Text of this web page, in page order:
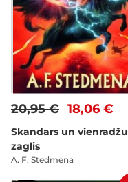
18,06 €
20,95 €
Skandars un vienradžu
zaglis
A. F. Stedmena